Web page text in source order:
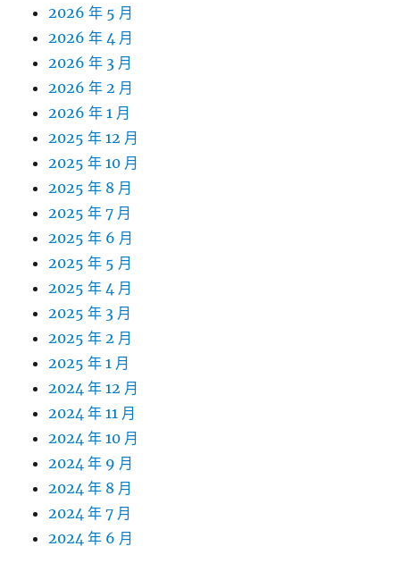
2026 年 5 月
2026 年 4 月
2026 年 3 月
2026 年 2 月
2026 年 1 月
2025 年 12 月
2025 年 10 月
2025 年 8 月
2025 年 7 月
2025 年 6 月
2025 年 5 月
2025 年 4 月
2025 年 3 月
2025 年 2 月
2025 年 1 月
2024 年 12 月
2024 年 11 月
2024 年 10 月
2024 年 9 月
2024 年 8 月
2024 年 7 月
2024 年 6 月